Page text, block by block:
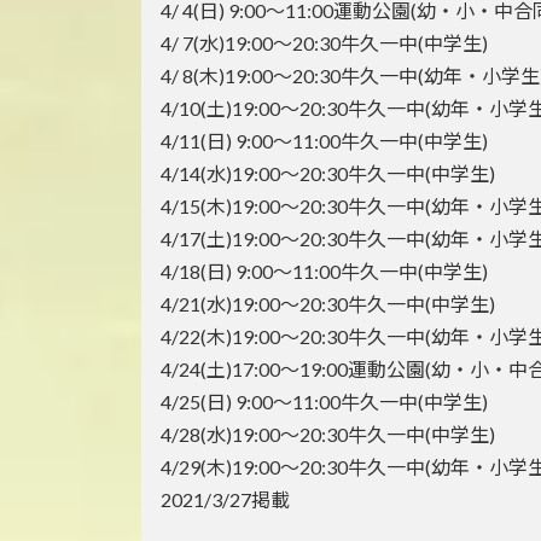
4/ 4(日) 9:00～11:00運動公園(幼・小・中合
4/ 7(水)19:00～20:30牛久一中(中学生)
4/ 8(木)19:00～20:30牛久一中(幼年・小学
4/10(土)19:00～20:30牛久一中(幼年・小学
4/11(日) 9:00～11:00牛久一中(中学生)
4/14(水)19:00～20:30牛久一中(中学生)
4/15(木)19:00～20:30牛久一中(幼年・小学
4/17(土)19:00～20:30牛久一中(幼年・小学
4/18(日) 9:00～11:00牛久一中(中学生)
4/21(水)19:00～20:30牛久一中(中学生)
4/22(木)19:00～20:30牛久一中(幼年・小学
4/24(土)17:00～19:00運動公園(幼・小・中
4/25(日) 9:00～11:00牛久一中(中学生)
4/28(水)19:00～20:30牛久一中(中学生)
4/29(木)19:00～20:30牛久一中(幼年・小学
2021/3/27掲載